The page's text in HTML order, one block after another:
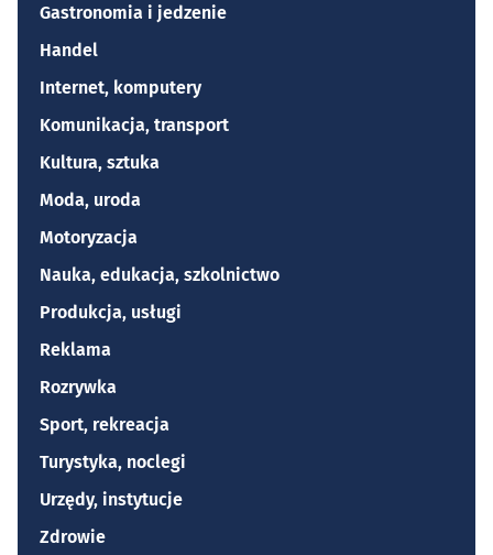
Gastronomia i jedzenie
Handel
Internet, komputery
Komunikacja, transport
Kultura, sztuka
Moda, uroda
Motoryzacja
Nauka, edukacja, szkolnictwo
Produkcja, usługi
Reklama
Rozrywka
Sport, rekreacja
Turystyka, noclegi
Urzędy, instytucje
Zdrowie